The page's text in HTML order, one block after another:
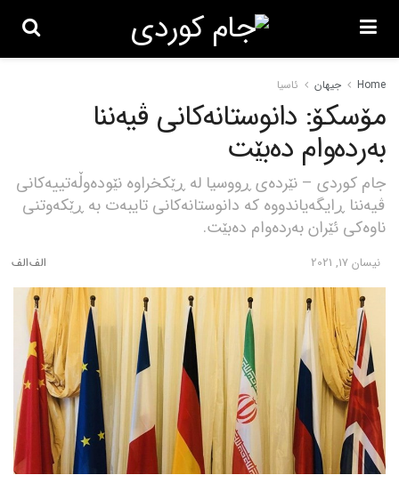
Home جیهان ئاسیا
مۆسکۆ: دانوستانەکانی ڤیەننا
بەردەوام دەبێت
جام کوردی – نێردەی ڕووسیا لە ڕێکخراوە نێودەوڵەتییەکانی
ڤیەننا ڕایگەیاندووە کە دانوستانەکانی تایبەت بە ڕێکەوتنی
ناوەکی ئێران بەردەوام دەبێت.
نیسان 17, 2021